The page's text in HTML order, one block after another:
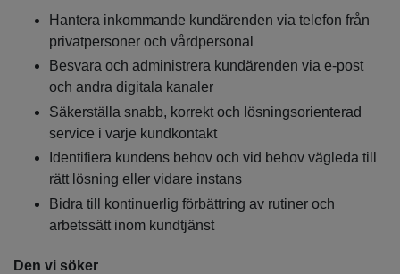
Hantera inkommande kundärenden via telefon från
privatpersoner och vårdpersonal
Besvara och administrera kundärenden via e‑post
och andra digitala kanaler
Säkerställa snabb, korrekt och lösningsorienterad
service i varje kundkontakt
Identifiera kundens behov och vid behov vägleda till
rätt lösning eller vidare instans
Bidra till kontinuerlig förbättring av rutiner och
arbetssätt inom kundtjänst
Den vi söker